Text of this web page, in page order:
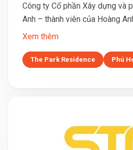
Công ty Cổ phần Xây dựng và
Anh – thành viên của Hoàng
Xem thêm
The Park Residence Phú